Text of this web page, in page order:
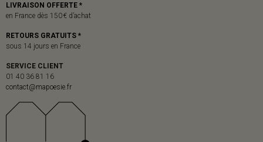
LIVRAISON OFFERTE *
en France dès 150 € d’achat
RETOURS GRATUITS *
sous 14 jours en France
SERVICE CLIENT
01 40 36 81 16
contact@mapoesie.fr